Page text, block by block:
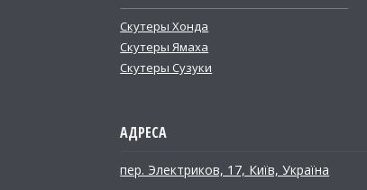
Скутеры Хонда
Скутеры Ямаха
Скутеры Сузуки
пер. Электриков, 17, Київ, Україна